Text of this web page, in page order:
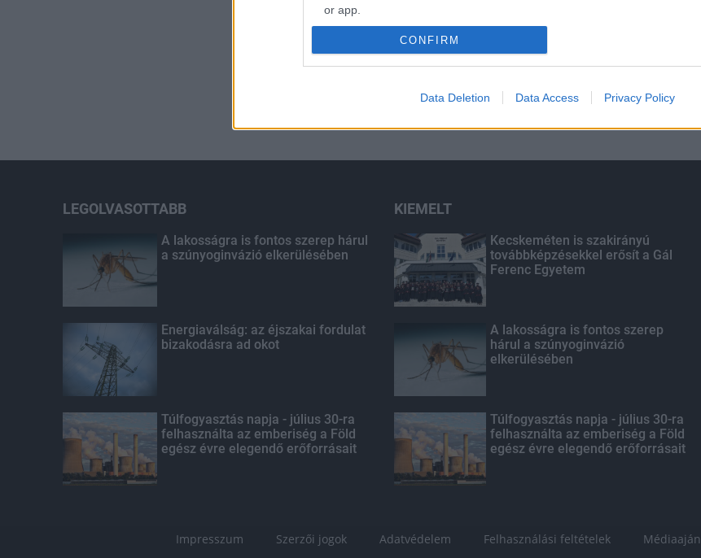
or app.
I want to allow Google to enable storage related to personalization.
authentication functionality and fraud prevention, and other user
CONFIRM
Data Deletion Data Access Privacy Policy
LEGOLVASOTTABB
A lakosságra is fontos szerep hárul
a szúnyoginvázió elkerülésében
Energiaválság: az éjszakai fordulat
bizakodásra ad okot
Túlfogyasztás napja - július 30-ra
felhasználta az emberiség a Föld
egész évre elegendő erőforrásait
KIEMELT
Kecskeméten is szakirányú
továbbképzésekkel erősít a Gál
Ferenc Egyetem
A lakosságra is fontos szerep
hárul a szúnyoginvázió
elkerülésében
Túlfogyasztás napja - július 30-ra
felhasználta az emberiség a Föld
egész évre elegendő erőforrásait
Impresszum Szerzői jogok Adatvédelem Felhasználási feltételek